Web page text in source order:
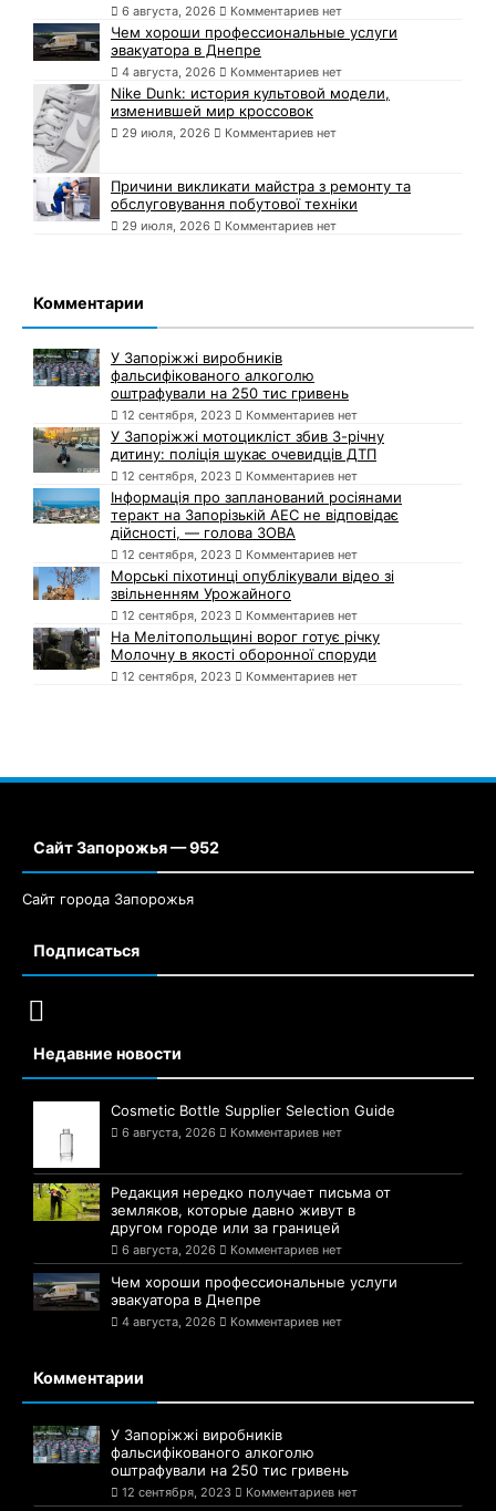
6 августа, 2026 Комментариев нет
Чем хороши профессиональные услуги
эвакуатора в Днепре
4 августа, 2026 Комментариев нет
Nike Dunk: история культовой модели,
изменившей мир кроссовок
29 июля, 2026 Комментариев нет
Причини викликати майстра з ремонту та
обслуговування побутової техніки
29 июля, 2026 Комментариев нет
Комментарии
У Запоріжжі виробників
фальсифікованого алкоголю
оштрафували на 250 тис гривень
12 сентября, 2023 Комментариев нет
У Запоріжжі мотоцикліст збив 3-річну
дитину: поліція шукає очевидців ДТП
12 сентября, 2023 Комментариев нет
Інформація про запланований росіянами
теракт на Запорізькій АЕС не відповідає
дійсності, — голова ЗОВА
12 сентября, 2023 Комментариев нет
Морські піхотинці опублікували відео зі
звільненням Урожайного
12 сентября, 2023 Комментариев нет
На Мелітопольщині ворог готує річку
Молочну в якості оборонної споруди
12 сентября, 2023 Комментариев нет
Сайт Запорожья — 952
Сайт города Запорожья
Подписаться
Недавние новости
Cosmetic Bottle Supplier Selection Guide
6 августа, 2026 Комментариев нет
Редакция нередко получает письма от
земляков, которые давно живут в
другом городе или за границей
6 августа, 2026 Комментариев нет
Чем хороши профессиональные услуги
эвакуатора в Днепре
4 августа, 2026 Комментариев нет
Комментарии
У Запоріжжі виробників
фальсифікованого алкоголю
оштрафували на 250 тис гривень
12 сентября, 2023 Комментариев нет